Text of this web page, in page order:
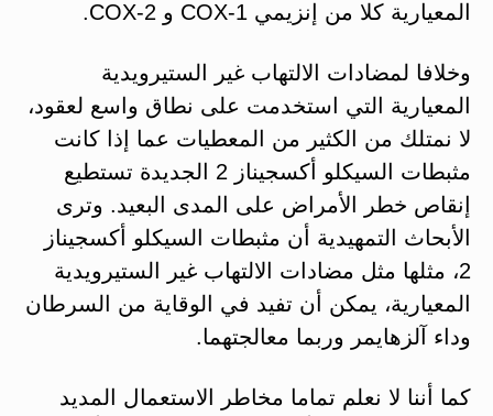
المعيارية كلا من إنزيمي COX-1 و COX-2.
وخلافا لمضادات الالتهاب غير الستيرويدية
المعيارية التي استخدمت على نطاق واسع لعقود،
لا نمتلك من الكثير من المعطيات عما إذا كانت
مثبطات السيكلو أكسجيناز 2 الجديدة تستطيع
إنقاص خطر الأمراض على المدى البعيد. وترى
الأبحاث التمهيدية أن مثبطات السيكلو أكسجيناز
2، مثلها مثل مضادات الالتهاب غير الستيرويدية
المعيارية، يمكن أن تفيد في الوقاية من السرطان
وداء آلزهايمر وربما معالجتهما.
كما أننا لا نعلم تماما مخاطر الاستعمال المديد